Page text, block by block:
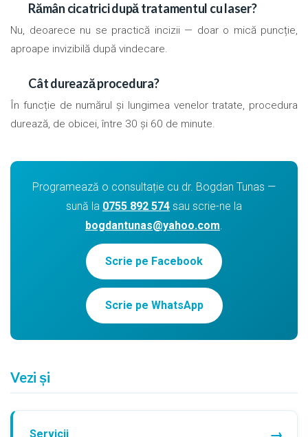
Rămân cicatrici după tratamentul cu laser?
Nu, deoarece nu se practică incizii — doar o mică puncție,
aproape invizibilă după vindecare.
Cât durează procedura?
În funcție de numărul și lungimea venelor tratate, procedura
durează, de obicei, între 30 și 60 de minute.
Programează o consultație cu dr. Bogdan Tunas —
sună la 0755 892 574 sau scrie-ne la
bogdantunas@yahoo.com.
Scrie pe Facebook
Scrie pe WhatsApp
Vezi și
Servicii